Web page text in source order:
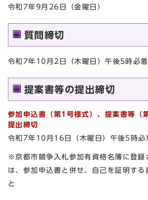
令和7年9月26日（金曜日）
質問締切
令和7年10月2日（木曜日）午後5時必着
提案書等の提出締切
参加申込書（第1号様式）、提案書等（
提出締切
令和7年10月16日（木曜日）午後5時必
※京都市競争入札参加有資格名簿に登録
は、参加申込書と併せ、自己を証明する
と